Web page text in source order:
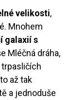
velikosti,
Mnohem
galaxií s
Mléčná dráha,
až tak
a jednoduše